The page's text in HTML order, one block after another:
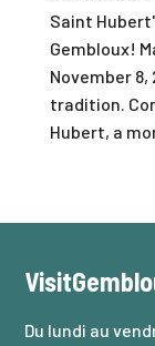
Saint
Gembloux!
November
tradition.
Hubert, a
Du lundi au